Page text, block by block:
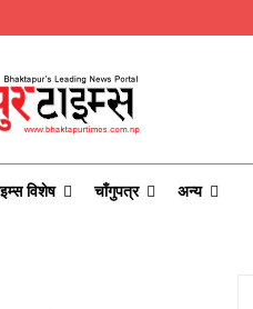
विशेष चाँगुपत्र अन्य